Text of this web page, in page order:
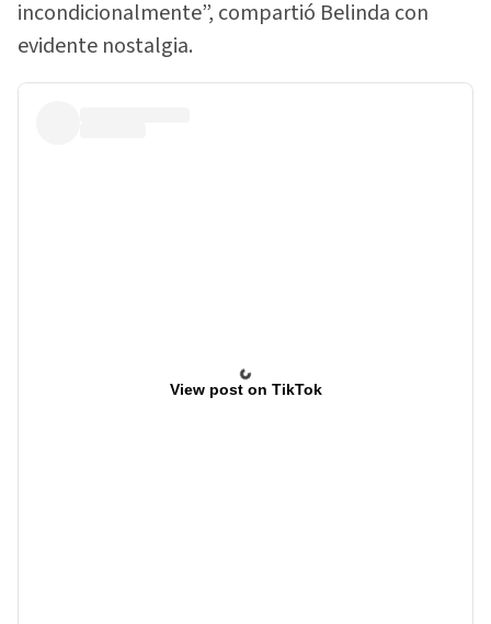
incondicionalmente”, compartió Belinda con
evidente nostalgia.
View post on TikTok